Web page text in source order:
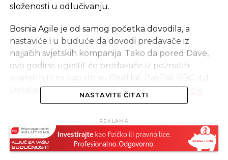
složenosti u odlučivanju.
Bosnia Agile je od samog početka dovodila, a
nastaviće i u buduće da dovodi predavače iz
najjačih svjetskih kompanija. Tako da pored Dave,
ovo godine ugostit će predavače iz poznatih
Detalje o našim predavačima možete naćiovdje
očekuje nezaboravno iskustvo. Posjetite web
stranicu BA Day 2016 za sve informacije o događaju
i beneficijama rane registracije.
NASTAVITE ČITATI
REKLAMA